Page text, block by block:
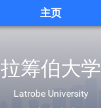
主页
拉筹伯大学
Latrobe University